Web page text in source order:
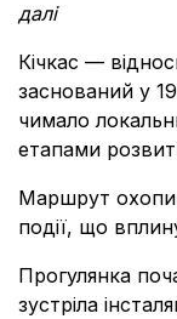
далі
Кічкас —
заснований у
чимало
етапами
Маршрут охопив
події, що
Прогулянка
зустріла